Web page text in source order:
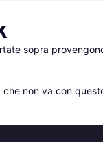
sopra
che non va con